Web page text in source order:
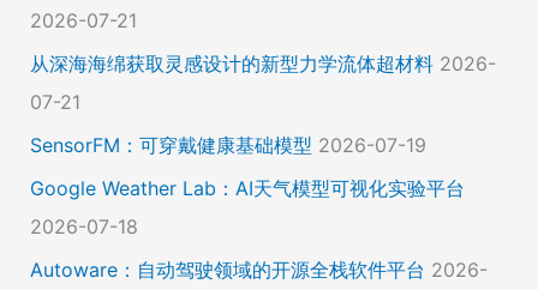
2026-07-21
从深海海绵获取灵感设计的新型力学流体超材料 2026-
07-21
SensorFM：可穿戴健康基础模型 2026-07-19
Google Weather Lab：AI天气模型可视化实验平台
2026-07-18
Autoware：自动驾驶领域的开源全栈软件平台 2026-